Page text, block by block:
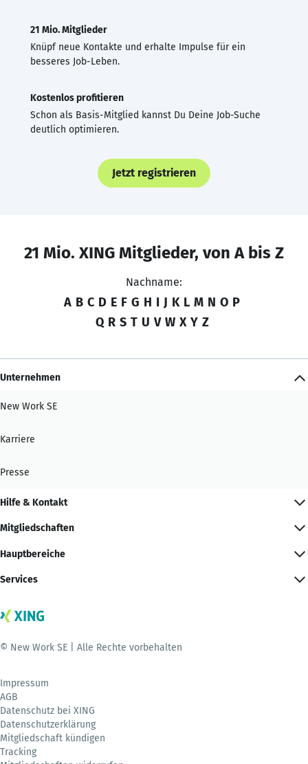
21 Mio. Mitglieder
Knüpf neue Kontakte und erhalte Impulse für ein
besseres Job-Leben.
Kostenlos profitieren
Schon als Basis-Mitglied kannst Du Deine Job-Suche
deutlich optimieren.
Jetzt registrieren
21 Mio. XING Mitglieder, von A bis Z
Nachname:
A B C D E F G H I J K L M N O P
Q R S T U V W X Y Z
Unternehmen
New Work SE
Karriere
Presse
Hilfe & Kontakt
Mitgliedschaften
Hauptbereiche
Services
© New Work SE | Alle Rechte vorbehalten
Impressum
AGB
Datenschutz bei XING
Datenschutzerklärung
Mitgliedschaft kündigen
Tracking